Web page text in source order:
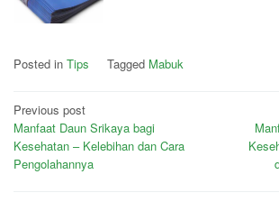
Posted in Tips Tagged Mabuk
Post
navigation
Previous post
Manfaat Daun Srikaya bagi
Kesehatan – Kelebihan dan Cara
Pengolahannya